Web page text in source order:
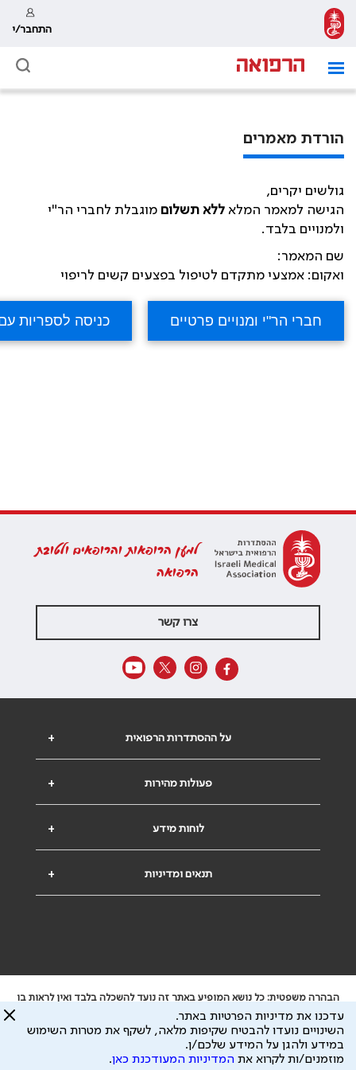
התחבר/י
הורדת מאמרים
גולשים יקרים,
הגישה למאמר המלא ללא תשלום מוגבלת לחברי הר"י
ולמנויים בלבד.
שם המאמר:
ואקום: אמצעי מתקדם לטיפול בפצעים קשים לריפוי
למען הרופאות והרופאים ולטובת
הרפואה
צרו קשר
+ על ההסתדרות הרפואית
+ פעולות מהירות
+ לוחות מידע
+ תנאים ומדיניות
הבהרה משפטית: כל נושא המופיע באתר זה נועד להשכלה בלבד ואין לראות בו
ייעוץ רפואי או משפטי. אין הר"י אחראית לתוכן המתפרסם באתר זה ולכל נזק
שעלול להיגרם.
ידוע לי שהר"י אוספת ושומרת מידע אישי לצורך מתן השרות וכי חלק ממנו עשוי
להיות מועבר לצדדים שלישיים, הכל בכפוף למדיניות הפרטיות
עדכנו את מדיניות הפרטיות באתר.
השינויים נועדו להבטיח שקיפות מלאה, לשקף את מטרות השימוש
במידע ולהגן על המידע שלכם/ן.
מוזמנים/ות לקרוא את המדיניות המעודכנת כאן.